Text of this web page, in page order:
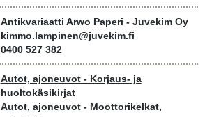
Antikvariaatti Arwo Paperi - Juvekim Oy
kimmo.lampinen@juvekim.fi
0400 527 382
Autot, ajoneuvot - Korjaus- ja
huoltokäsikirjat
Autot, ajoneuvot - Moottorikelkat,